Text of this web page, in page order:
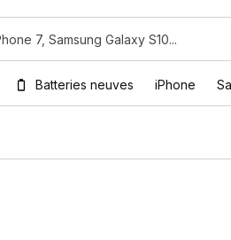
Batteries neuves iPhone